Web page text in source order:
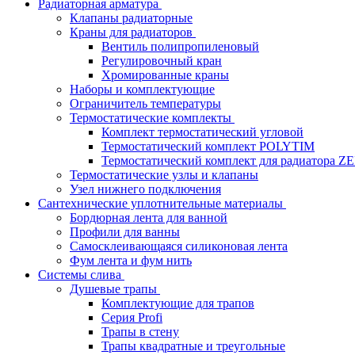
Радиаторная арматура
Клапаны радиаторные
Краны для радиаторов
Вентиль полипропиленовый
Регулировочный кран
Хромированные краны
Наборы и комплектующие
Ограничитель температуры
Термостатические комплекты
Комплект термостатический угловой
Термостатический комплект POLYTIM
Термостатический комплект для радиатора
Термостатические узлы и клапаны
Узел нижнего подключения
Сантехнические уплотнительные материалы
Бордюрная лента для ванной
Профили для ванны
Самосклеивающаяся силиконовая лента
Фум лента и фум нить
Системы слива
Душевые трапы
Комплектующие для трапов
Серия Profi
Трапы в стену
Трапы квадратные и треугольные